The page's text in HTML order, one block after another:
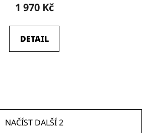
1 970 Kč
DETAIL
NAČÍST DALŠÍ 2